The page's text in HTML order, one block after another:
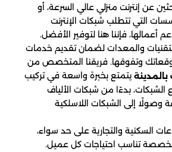
عن إنترنت منزلي عالي السرعة، أو
التي تتطلب شبكات الإنترنت
أعمالها، فإننا هنا لتوفير الأفضل.
والمعدات لضمان تقديم خدمات
وتفوقها. فريقنا المتخصص من
يتمتع بخبرة واسعة في تركيب
الشبكات، بدءًا من شبكات الألياف
وصولًا إلى الشبكات اللاسلكية
السكنية والتجارية على حد سواء،
تناسب احتياجات كل عميل.